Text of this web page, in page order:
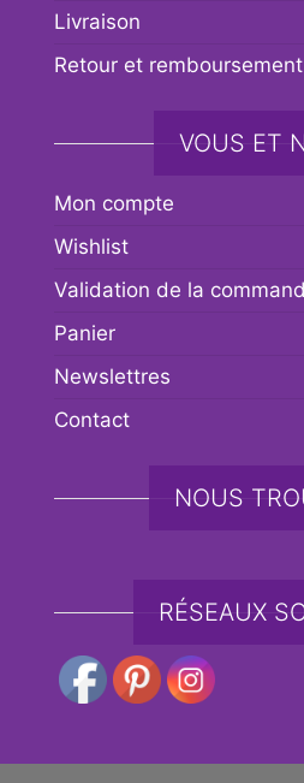
Livraison
Retour et remboursement
VOUS ET
Mon compte
Wishlist
Validation de la
Panier
Newslettres
Contact
NOUS
RÉSEAUX